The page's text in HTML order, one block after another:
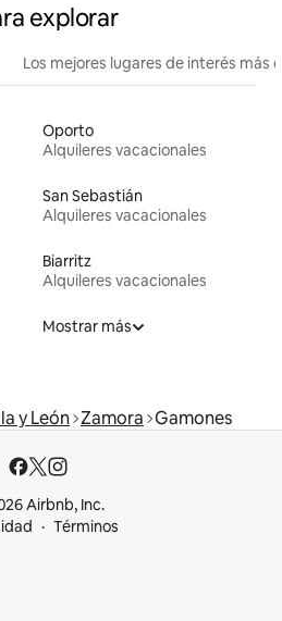
explorar
Los mejores lugares de interés más
Oporto
Alquileres vacacionales
San Sebastián
Alquileres vacacionales
Biarritz
Alquileres vacacionales
Mostrar más
y León Zamora Gamones
Airbnb, Inc.
Términos